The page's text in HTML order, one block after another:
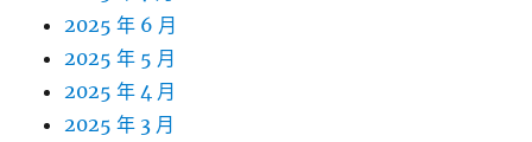
2025 年 6 月
2025 年 5 月
2025 年 4 月
2025 年 3 月